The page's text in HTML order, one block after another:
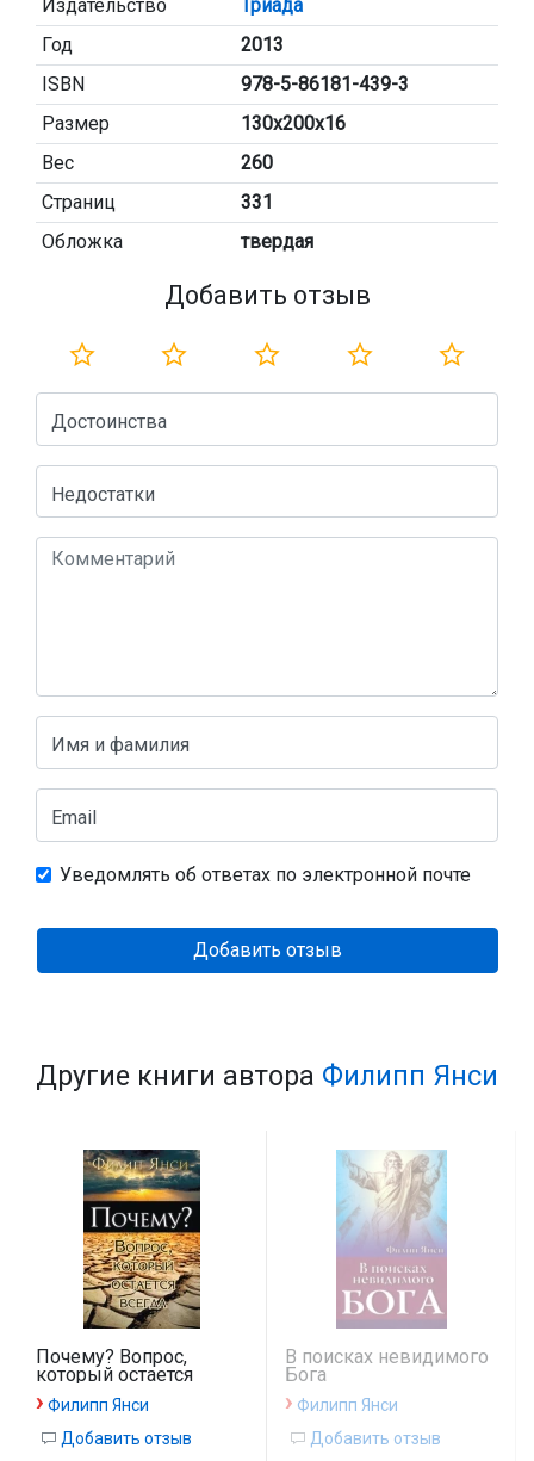
Издательство
Триада
Год
2013
ISBN
978-5-86181-439-3
Размер
130х200х16
Вес
260
Страниц
331
Обложка
твердая
Добавить отзыв
Достоинства
Недостатки
Имя и фамилия
Email
Уведомлять об ответах по электронной почте
Добавить отзыв
Другие книги автора Филипп Янси
Почему? Вопрос,
который остается
всегда
› Филипп Янси
Добавить отзыв
В поисках невидимого
Бога
› Филипп Янси
Добавить отзыв